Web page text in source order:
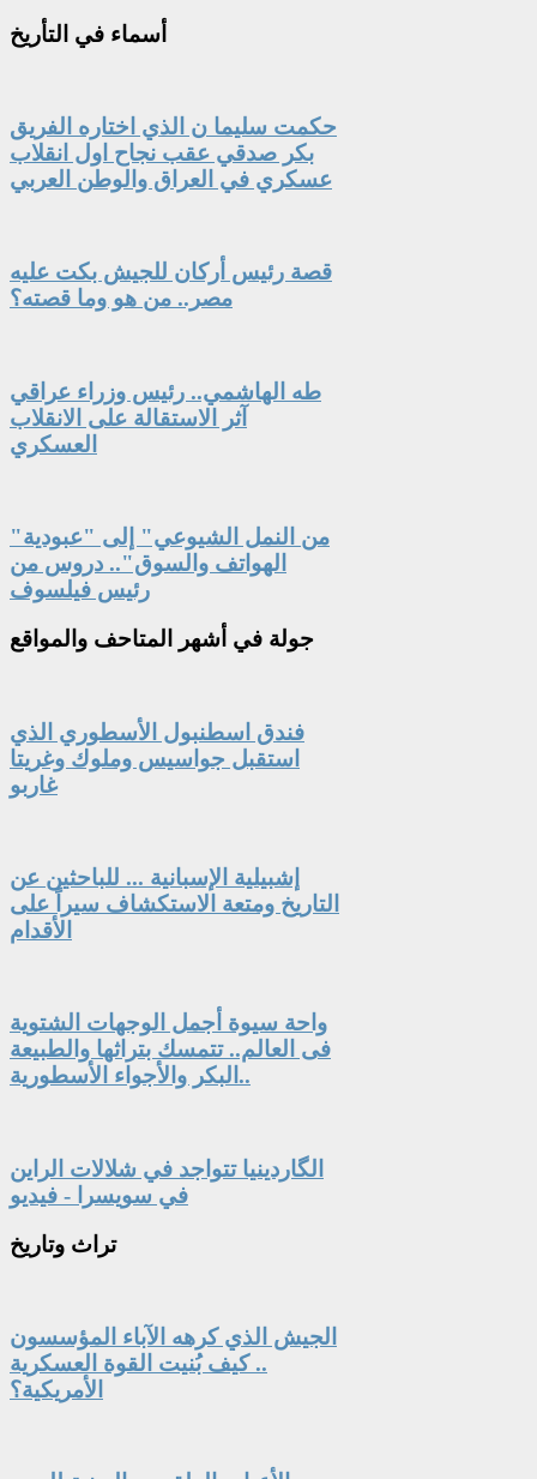
أسماء في التأريخ
حكمت سليما ن الذي اختاره الفريق
بكر صدقي عقب نجاح اول انقلاب
عسكري في العراق والوطن العربي
قصة رئيس أركان للجيش بكت عليه
مصر.. من هو وما قصته؟
طه الهاشمي.. رئيس وزراء عراقي
آثر الاستقالة على الانقلاب
العسكري
"من النمل الشيوعي" إلى "عبودية
الهواتف والسوق".. دروس من
رئيس فيلسوف
جولة في أشهر المتاحف والمواقع
فندق اسطنبول الأسطوري الذي
استقبل جواسيس وملوك وغريتا
غاربو
إشبيلية الإسبانية ... للباحثين عن
التاريخ ومتعة الاستكشاف سيراً على
الأقدام
واحة سيوة أجمل الوجهات الشتوية
فى العالم.. تتمسك بتراثها والطبيعة
البكر والأجواء الأسطورية..
الگاردينيا تتواجد في شلالات الراين
في سويسرا - فيديو
تراث وتاريخ
الجيش الذي كرهه الآباء المؤسسون
.. كيف بُنيت القوة العسكرية
الأمريكية؟